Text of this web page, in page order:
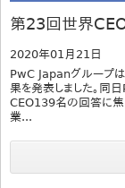
第23回世界
2020年01月21日
PwC Japanグループ
果を発表しました。同
CEO139名の回答に焦
業...